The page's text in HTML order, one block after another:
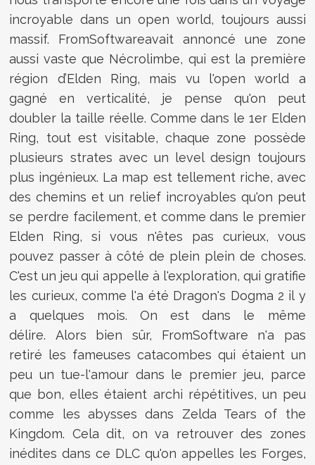
incroyable dans un open world, toujours aussi
massif. FromSoftwareavait annoncé une zone
aussi vaste que Nécrolimbe, qui est la première
région d’Elden Ring, mais vu l'open world a
gagné en verticalité, je pense qu'on peut
doubler la taille réelle. Comme dans le 1er Elden
Ring, tout est visitable, chaque zone possède
plusieurs strates avec un level design toujours
plus ingénieux. La map est tellement riche, avec
des chemins et un relief incroyables qu'on peut
se perdre facilement, et comme dans le premier
Elden Ring, si vous n'êtes pas curieux, vous
pouvez passer à côté de plein plein de choses.
C'est un jeu qui appelle à l'exploration, qui gratifie
les curieux, comme l'a été Dragon's Dogma 2 il y
a quelques mois. On est dans le même
délire. Alors bien sûr, FromSoftware n'a pas
retiré les fameuses catacombes qui étaient un
peu un tue-l'amour dans le premier jeu, parce
que bon, elles étaient archi répétitives, un peu
comme les abysses dans Zelda Tears of the
Kingdom. Cela dit, on va retrouver des zones
inédites dans ce DLC qu'on appelles les Forges,